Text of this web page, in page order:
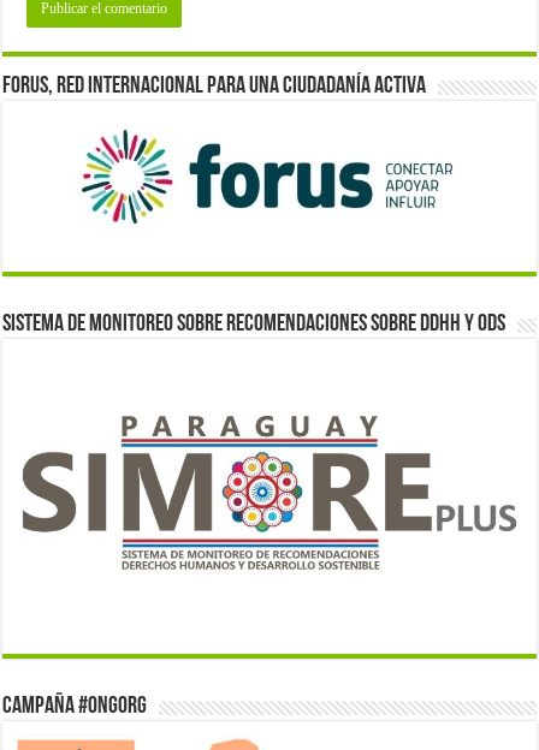
Forus, red internacional para una ciudadanía activa
Sistema de monitoreo sobre recomendaciones sobre DDHH y ODS
Campaña #ONGorg